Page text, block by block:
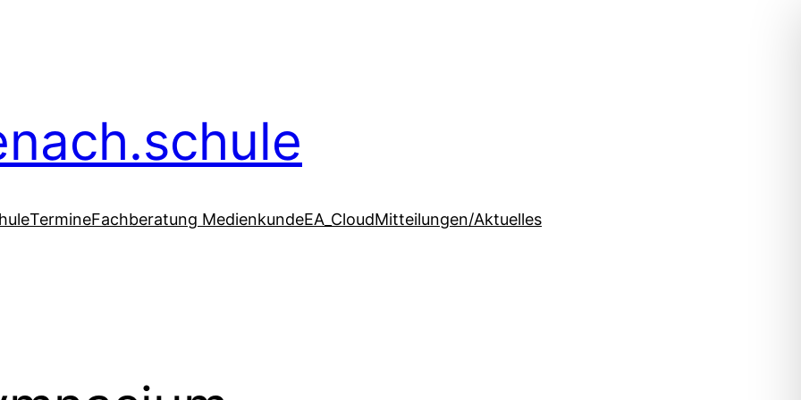
TermineFachberatung MedienkundeEA_CloudMitteilungen/Aktuelles